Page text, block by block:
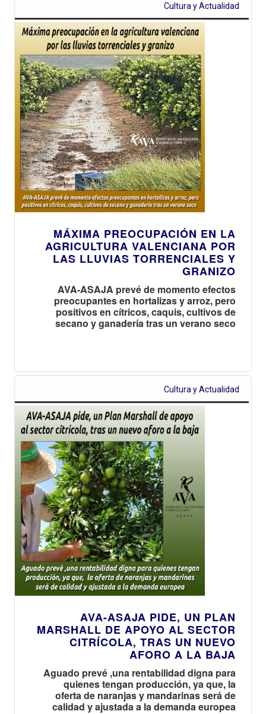
Cultura y Actualidad
MÁXIMA PREOCUPACIÓN EN LA
AGRICULTURA VALENCIANA POR
LAS LLUVIAS TORRENCIALES Y
GRANIZO
AVA-ASAJA prevé de momento efectos
preocupantes en hortalizas y arroz, pero
positivos en cítricos, caquis, cultivos de
secano y ganadería tras un verano seco
Cultura y Actualidad
AVA-ASAJA PIDE, UN PLAN
MARSHALL DE APOYO AL SECTOR
CITRÍCOLA, TRAS UN NUEVO
AFORO A LA BAJA
Aguado prevé ,una rentabilidad digna para
quienes tengan producción, ya que, la
oferta de naranjas y mandarinas será de
calidad y ajustada a la demanda europea